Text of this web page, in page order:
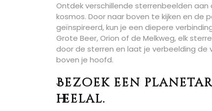
Ontdek verschillende sterrenbeelden
kosmos. Door naar boven te kijken en de
geïnspireerd, kun je een diepere
Grote Beer, Orion of de Melkweg, elk
door de sterren en laat je verbeelding de
boven je hoofd.
Bezoek een
heelal.